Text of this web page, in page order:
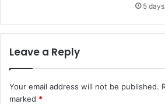
5
Leave a Reply
Your email address will not be published.
marked *